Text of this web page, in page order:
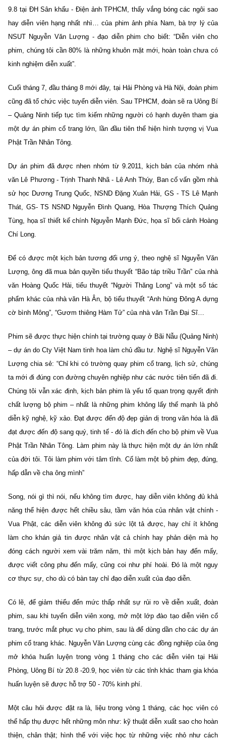
9.8 tại ĐH Sân khấu - Điện ảnh TPHCM, thấy vắng bóng các ngôi sao
hay diễn viên hạng nhất nhì… của phim ảnh phía Nam, bà trợ lý của
NSUT Nguyễn Văn Lượng - đạo diễn phim cho biết: “Diễn viên cho
phim, chúng tôi cần 80% là những khuôn mặt mới, hoàn toàn chưa có
kinh nghiệm diễn xuất”.
Cuối tháng 7, đầu tháng 8 mới đây, tại Hải Phòng và Hà Nội, đoàn phim
cũng đã tổ chức việc tuyển diễn viên. Sau TPHCM, đoàn sẽ ra Uông Bí
– Quảng Ninh tiếp tục tìm kiếm những người có hạnh duyên tham gia
một dự án phim cổ trang lớn, lần đầu tiên thể hiện hình tượng vị Vua
Phật Trần Nhân Tông.
Dự án phim đã được nhen nhóm từ 9.2011, kịch bản của nhóm nhà
văn Lê Phương - Trịnh Thanh Nhã - Lê Anh Thúy, Ban cố vấn gồm nhà
sử học Dương Trung Quốc, NSND Đặng Xuân Hải, GS - TS Lê Mạnh
Thát, GS- TS NSND Nguyễn Đình Quang, Hòa Thượng Thích Quảng
Tùng, họa sĩ thiết kế chính Nguyễn Mạnh Đức, họa sĩ bối cảnh Hoàng
Chí Long.
Để có được một kịch bản tương đối ưng ý, theo nghệ sĩ Nguyễn Văn
Lượng, ông đã mua bản quyền tiểu thuyết “Bão táp triều Trần” của nhà
văn Hoàng Quốc Hải, tiểu thuyết “Người Thăng Long” và một số tác
phẩm khác của nhà văn Hà Ân, bộ tiểu thuyết “Anh hùng Đông A dựng
cờ bình Mông”, “Gươm thiêng Hàm Tử” của nhà văn Trần Đại Sĩ…
Phim sẽ được thực hiện chính tại trường quay ở Bãi Nẫu (Quảng Ninh)
– dự án do Cty Việt Nam tinh hoa làm chủ đầu tư. Nghệ sĩ Nguyễn Văn
Lượng chia sẻ: “Chỉ khi có trường quay phim cổ trang, lịch sử, chúng
ta mới đi đúng con đường chuyên nghiệp như các nước tiên tiến đã đi.
Chúng tôi vẫn xác định, kịch bản phim là yếu tố quan trọng quyết định
chất lượng bộ phim – nhất là những phim không lấy thế mạnh là phô
diễn kỹ nghệ, kỹ xảo. Đạt được đến độ đẹp giản dị trong văn hóa là đã
đạt được đến độ sang quý, tinh tế - đó là đích đến cho bộ phim về Vua
Phật Trần Nhân Tông. Làm phim này là thực hiện một dự án lớn nhất
của đời tôi. Tôi làm phim với tâm tĩnh. Cố làm một bộ phim đẹp, đúng,
hấp dẫn về cha ông mình”
Song, nói gì thì nói, nếu không tìm được, hay diễn viên không đủ khả
năng thể hiện được hết chiều sâu, tầm văn hóa của nhân vật chính -
Vua Phật, các diễn viên không đủ sức lột tả được, hay chí ít không
làm cho khán giả tin được nhân vật cả chính hay phản diện mà họ
đóng cách người xem vài trăm năm, thì một kịch bản hay đến mấy,
được viết công phu đến mấy, cũng coi như phí hoài. Đó là một nguy
cơ thực sự, cho dù có bàn tay chỉ đạo diễn xuất của đạo diễn.
Có lẽ, để giảm thiểu đến mức thấp nhất sự rủi ro về diễn xuất, đoàn
phim, sau khi tuyển diễn viên xong, mở một lớp đào tạo diễn viên cổ
trang, trước mắt phục vụ cho phim, sau là để dùng dần cho các dự án
phim cổ trang khác. Nguyễn Văn Lượng cùng các đồng nghiệp của ông
mở khóa huấn luyện trong vòng 1 tháng cho các diễn viên tại Hải
Phòng, Uông Bí từ 20.8 -20.9, học viên từ các tỉnh khác tham gia khóa
huấn luyện sẽ được hỗ trợ 50 - 70% kinh phí.
Một câu hỏi được đặt ra là, liệu trong vòng 1 tháng, các học viên có
thể hấp thụ được hết những môn như: kỹ thuật diễn xuất sao cho hoàn
thiện, chân thật; hình thể với việc học từ những việc nhỏ như cách